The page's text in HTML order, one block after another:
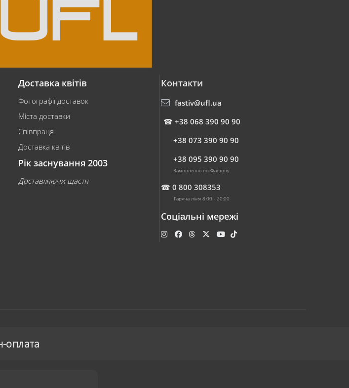
Доставка квітів
Фотографії доставок
Міста доставки
Співпраця
Доставка квітів
Рік заснування 2003
Доставляючи щастя
Контакти
fastiv@ufl.ua
☎ +38 068 390 90 90
+38 073 390 90 90
+38 095 390 90 90
Замовлення по Фастову
☎ 0 800 308353
Гаряча лінія 8:00 - 20:00
Соціальні мережі